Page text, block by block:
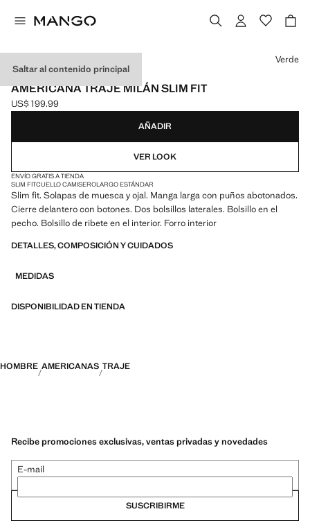
Saltar al contenido principal
NEW NOW
AMERICANA TRAJE MILÁN SLIM FIT
Precio actual [US$ 199.99 ]
US$ 199.99
Selecciona un color
Verde
AÑADIR
VER LOOK
ENVÍO GRATIS A TIENDA
SLIM FITCUELLO CAMISEROLARGO ESTÁNDAR
Slim fit. Solapas de muesca y ojal. Manga larga con puños abotonados.
Cierre delantero con botones. Dos bolsillos laterales. Bolsillo en el
pecho. Bolsillo de ribete en el interior. Forro interior
DETALLES, COMPOSICIÓN Y CUIDADOS
MEDIDAS
DISPONIBILIDAD EN TIENDA
HOMBRE AMERICANAS TRAJE
Recibe promociones exclusivas, ventas privadas y novedades
E-mail
SUSCRIBIRME